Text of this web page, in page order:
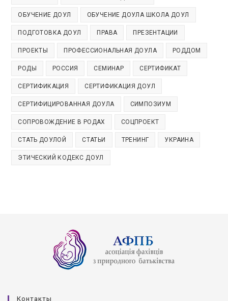
ОБУЧЕНИЕ ДОУЛ ОБУЧЕНИЕ ДОУЛА ШКОЛА ДОУЛ
ПОДГОТОВКА ДОУЛ ПРАВА ПРЕЗЕНТАЦИИ
ПРОЕКТЫ ПРОФЕССИОНАЛЬНАЯ ДОУЛА РОДДОМ
РОДЫ РОССИЯ СЕМИНАР СЕРТИФИКАТ
СЕРТИФИКАЦИЯ СЕРТИФИКАЦИЯ ДОУЛ
СЕРТИФИЦИРОВАННАЯ ДОУЛА СИМПОЗИУМ
СОПРОВОЖДЕНИЕ В РОДАХ СОЦПРОЕКТ
СТАТЬ ДОУЛОЙ СТАТЬИ ТРЕНИНГ УКРАИНА
ЭТИЧЕСКИЙ КОДЕКС ДОУЛ
Контакты